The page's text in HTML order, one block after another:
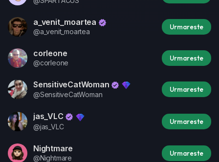
a_venit_moartea
@a_venit_moartea
Urmareste
corleone
@corleone
Urmareste
SensitiveCatWoman
@SensitiveCatWoman
Urmareste
jas_VLC
@jas_VLC
Urmareste
Nightmare
@Nightmare
Urmareste